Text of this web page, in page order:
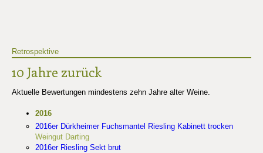
Retrospektive
10 Jahre zurück
Aktuelle Bewertungen mindestens zehn Jahre alter Weine.
2016
2016er Dürkheimer Fuchsmantel Riesling Kabinett trocken
Weingut Darting
2016er Riesling Sekt brut